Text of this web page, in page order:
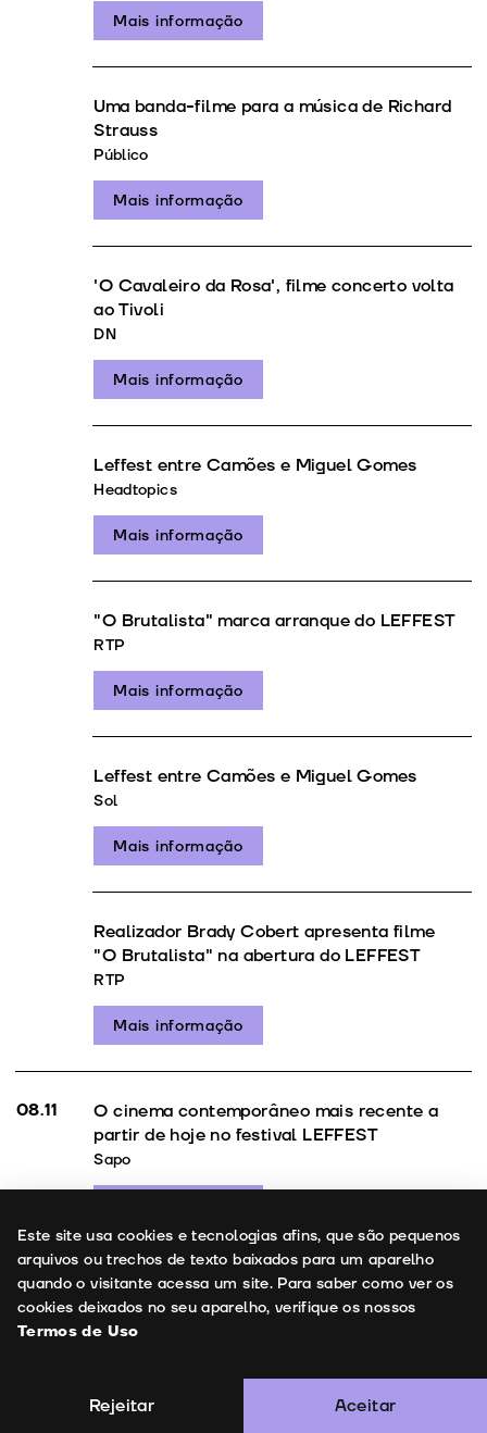
Mais informação
Uma banda-filme para a música de Richard
Strauss
Público
Mais informação
'O Cavaleiro da Rosa', filme concerto volta
ao Tivoli
DN
Mais informação
Leffest entre Camões e Miguel Gomes
Headtopics
Mais informação
"O Brutalista" marca arranque do LEFFEST
RTP
Mais informação
Leffest entre Camões e Miguel Gomes
Sol
Mais informação
Realizador Brady Cobert apresenta filme
"O Brutalista" na abertura do LEFFEST
RTP
Mais informação
08.11
O cinema contemporâneo mais recente a
partir de hoje no festival LEFFEST
Sapo
Leffest volta aos ecrãs da capital lisboeta
RTP
Este site usa cookies e tecnologias afins, que são pequenos
arquivos ou trechos de texto baixados para um aparelho
quando o visitante acessa um site. Para saber como ver os
cookies deixados no seu aparelho, verifique os nossos
Termos de Uso
Aceitar
Rejeitar